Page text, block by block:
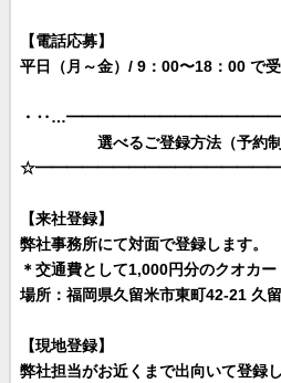
【電話応募】
平日（月～金）/ 9：00〜18：00 で受
・
選べるご登録方法（予約制
【来社登録】
弊社事務所にて対面で登録します。
＊交通費として1,000円分のクオカー
場所：福岡県久留米市東町42-21 久
【現地登録】
弊社担当がお近くまで出向いて登録し